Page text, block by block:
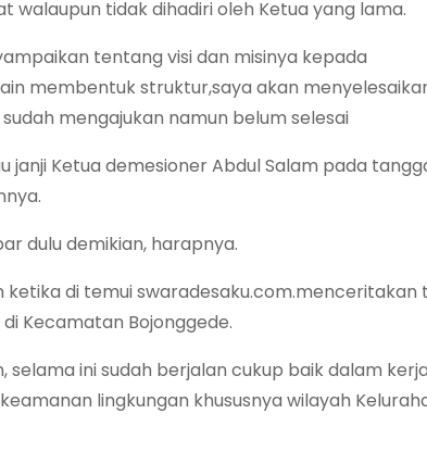
tidak dihadiri oleh Ketua yang lama.
tentang visi dan misinya kepada
membentuk struktur,saya akan
mengajukan namun belum selesai
janji Ketua demesioner Abdul Salam pada
dulu demikian, harapnya.
ketika di temui swaradesaku.com.menceritakan
Kecamatan Bojonggede.
ini sudah berjalan cukup baik dalam
lingkungan khususnya wilayah